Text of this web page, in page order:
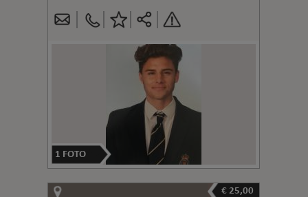
1 FOTO
€ 25,00